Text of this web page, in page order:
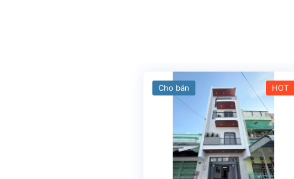
Cho bán HOT